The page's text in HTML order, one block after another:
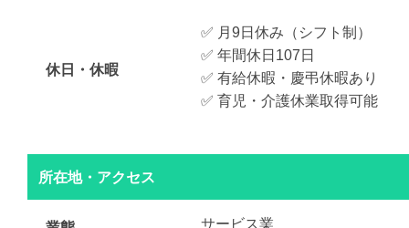
休日・休暇
✅ 月9日休み（シフト制）
✅ 年間休日107日
✅ 有給休暇・慶弔休暇あり
✅ 育児・介護休業取得可能
所在地・アクセス
サービス業